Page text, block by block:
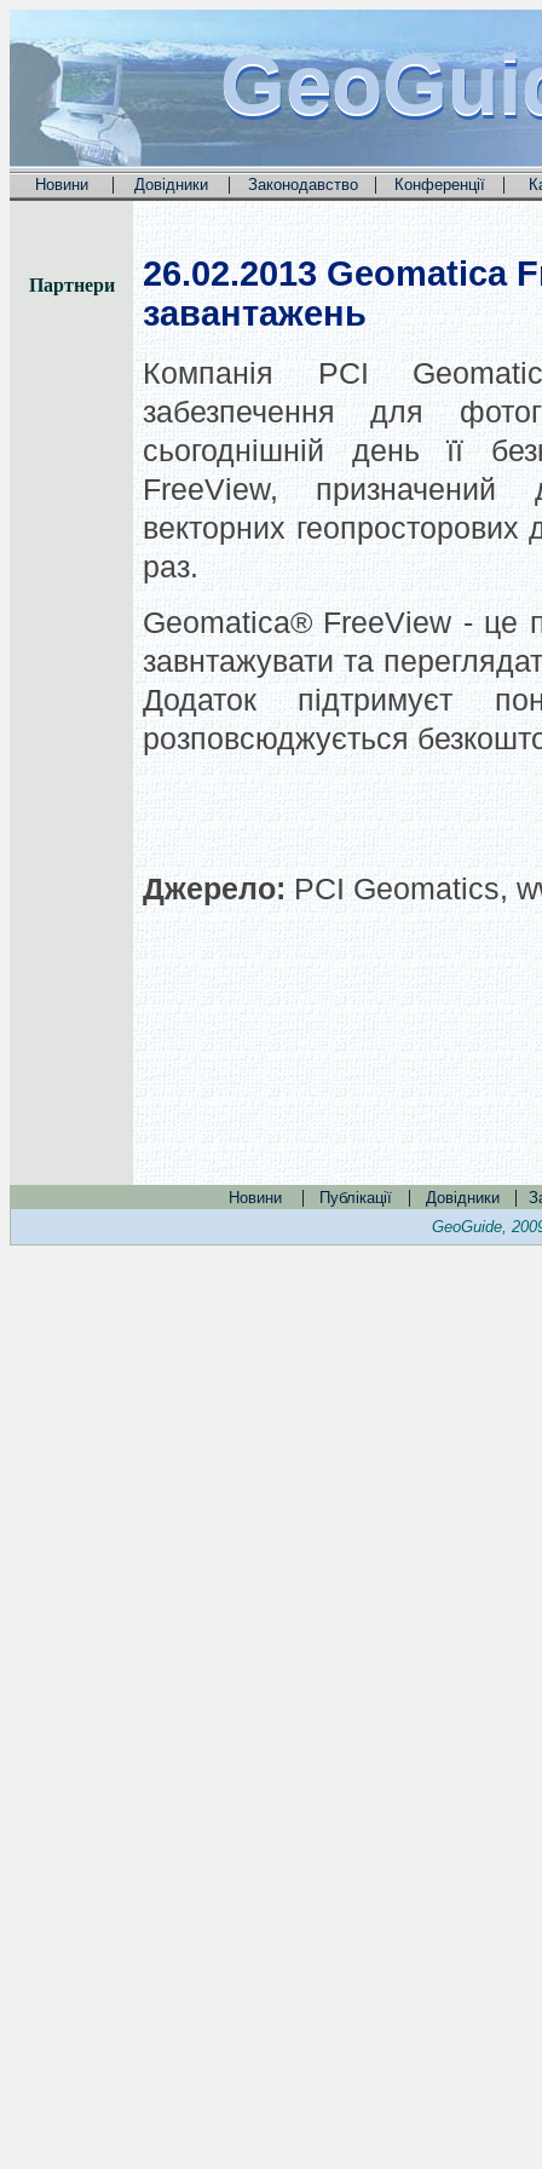
Новини | Довідники | Законодавство | Конференції |
Партнери 26.02.2013 Geomatica
завантажень
Компанія PCI
забезпечення для
сьогоднішній день її
FreeView,
векторних
раз.
Geomatica® FreeView - це
завнтажувати та
Додаток підтримуєт
розповсюджується
Джерело: PCI Geomatics,
Новини | Публікації | Довідники |
GeoGuide,